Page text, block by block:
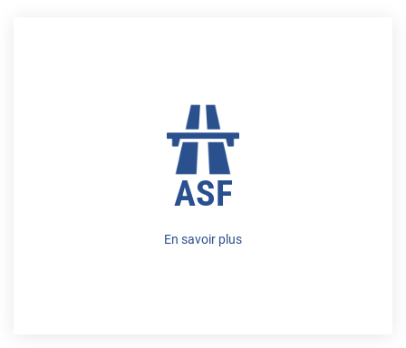
ASF
En savoir plus